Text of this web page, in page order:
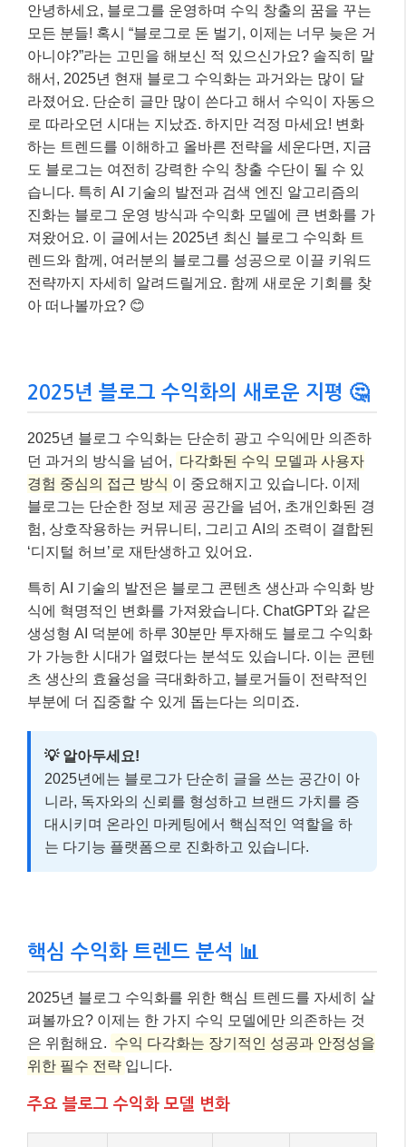
안녕하세요, 블로그를 운영하며 수익 창출의 꿈을 꾸는
모든 분들! 혹시 “블로그로 돈 벌기, 이제는 너무 늦은 거
아니야?”라는 고민을 해보신 적 있으신가요? 솔직히 말
해서, 2025년 현재 블로그 수익화는 과거와는 많이 달
라졌어요. 단순히 글만 많이 쓴다고 해서 수익이 자동으
로 따라오던 시대는 지났죠. 하지만 걱정 마세요! 변화
하는 트렌드를 이해하고 올바른 전략을 세운다면, 지금
도 블로그는 여전히 강력한 수익 창출 수단이 될 수 있
습니다. 특히 AI 기술의 발전과 검색 엔진 알고리즘의
진화는 블로그 운영 방식과 수익화 모델에 큰 변화를 가
져왔어요. 이 글에서는 2025년 최신 블로그 수익화 트
렌드와 함께, 여러분의 블로그를 성공으로 이끌 키워드
전략까지 자세히 알려드릴게요. 함께 새로운 기회를 찾
아 떠나볼까요? 😊
2025년 블로그 수익화의 새로운 지평 🤔
2025년 블로그 수익화는 단순히 광고 수익에만 의존하
던 과거의 방식을 넘어, 다각화된 수익 모델과 사용자
경험 중심의 접근 방식 이 중요해지고 있습니다. 이제
블로그는 단순한 정보 제공 공간을 넘어, 초개인화된 경
험, 상호작용하는 커뮤니티, 그리고 AI의 조력이 결합된
‘디지털 허브’로 재탄생하고 있어요.
특히 AI 기술의 발전은 블로그 콘텐츠 생산과 수익화 방
식에 혁명적인 변화를 가져왔습니다. ChatGPT와 같은
생성형 AI 덕분에 하루 30분만 투자해도 블로그 수익화
가 가능한 시대가 열렸다는 분석도 있습니다. 이는 콘텐
츠 생산의 효율성을 극대화하고, 블로거들이 전략적인
부분에 더 집중할 수 있게 돕는다는 의미죠.
💡 알아두세요!
2025년에는 블로그가 단순히 글을 쓰는 공간이 아
니라, 독자와의 신뢰를 형성하고 브랜드 가치를 증
대시키며 온라인 마케팅에서 핵심적인 역할을 하
는 다기능 플랫폼으로 진화하고 있습니다.
핵심 수익화 트렌드 분석 📊
2025년 블로그 수익화를 위한 핵심 트렌드를 자세히 살
펴볼까요? 이제는 한 가지 수익 모델에만 의존하는 것
은 위험해요. 수익 다각화는 장기적인 성공과 안정성을
위한 필수 전략 입니다.
주요 블로그 수익화 모델 변화